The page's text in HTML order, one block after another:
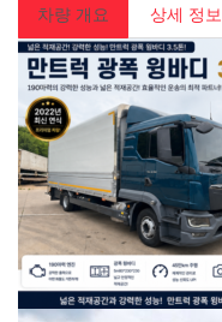
차량 개요 상세 정보